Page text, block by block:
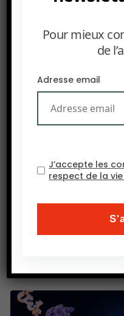
Amérique du Nord.
6–9 oct. 2026, Sommet
Pour mieux
de
Adresse email
J’accepte les
respect de la